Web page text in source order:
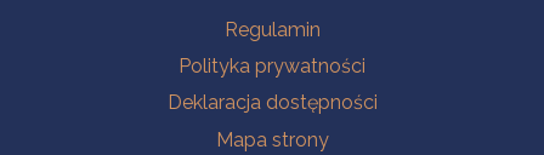
Regulamin
Polityka prywatności
Deklaracja dostępności
Mapa strony